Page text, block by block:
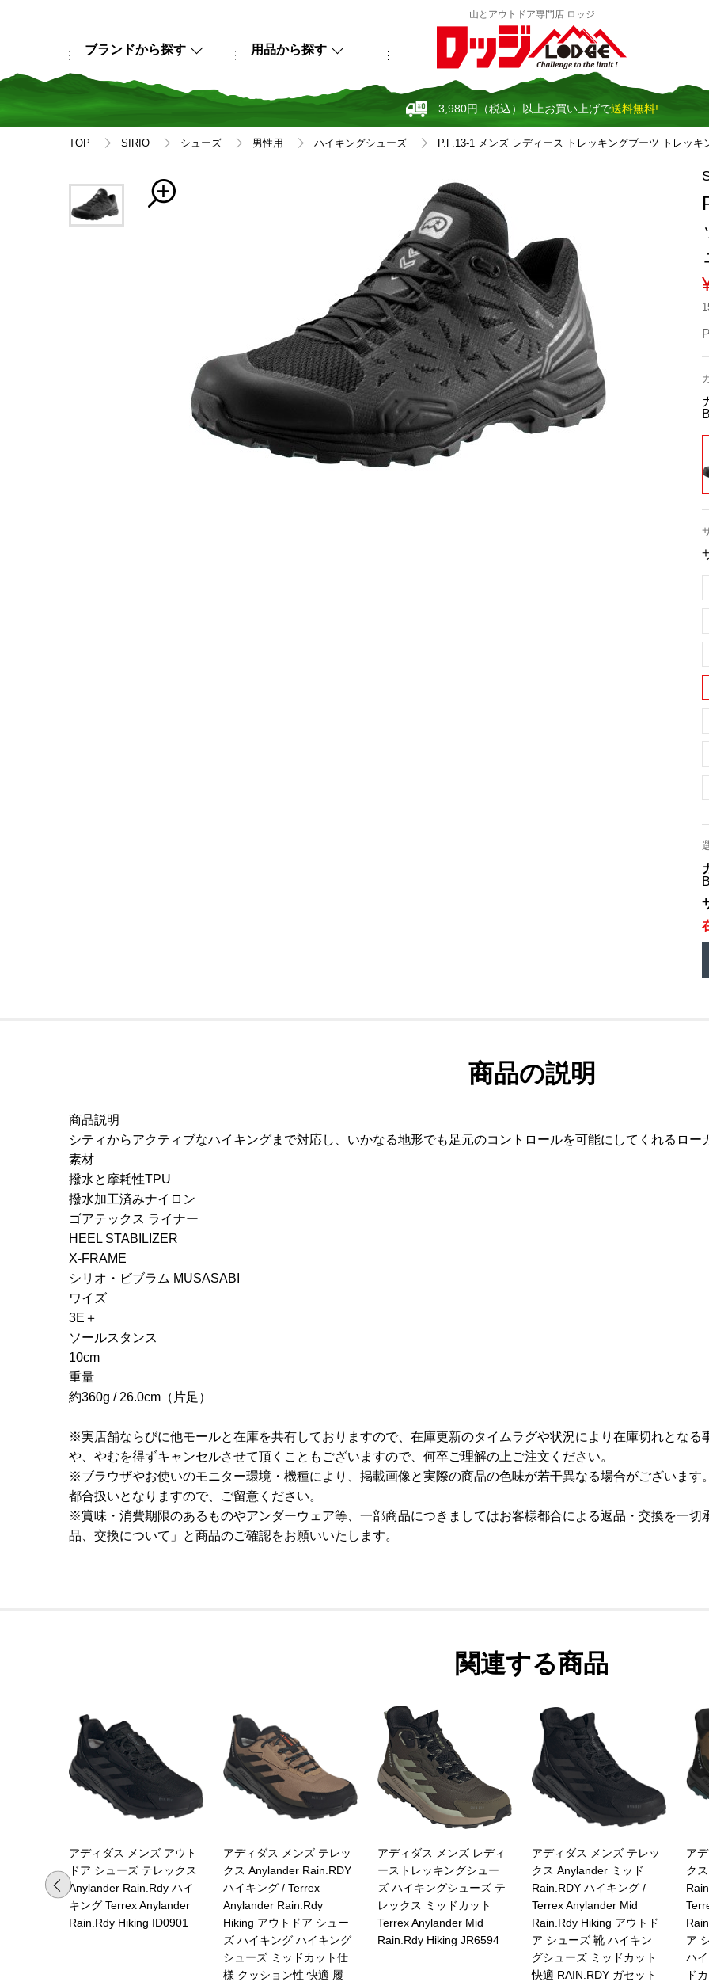
山とアウトドア専門店 ロッジ
3,980円（税込）以上お買い上げで送料無料!
用品から探す
ブランドから探す
TOP SIRIO シューズ 男性用 ハイキングシューズ P.F.13-1 メンズ レディース トレッキングブーツ トレッ
商品の説明
商品説明
シティからアクティブなハイキングまで対応し、いかなる地形でも足元のコントロールを可能にしてくれるロー
素材
撥水と摩耗性TPU
撥水加工済みナイロン
ゴアテックス ライナー
HEEL STABILIZER
X-FRAME
シリオ・ビブラム MUSASABI
ワイズ
3E＋
ソールスタンス
10cm
重量
約360g / 26.0cm（片足）
※実店舗ならびに他モールと在庫を共有しておりますので、在庫更新のタイムラグや状況により在庫切れとな
や、やむを得ずキャンセルさせて頂くこともございますので、何卒ご理解の上ご注文ください。
※ブラウザやお使いのモニター環境・機種により、掲載画像と実際の商品の色味が若干異なる場合がございま
都合扱いとなりますので、ご留意ください。
※賞味・消費期限のあるものやアンダーウェア等、一部商品につきましてはお客様都合による返品・交換を一切
品、交換について」と商品のご確認をお願いいたします。
関連する商品
アディダス メンズ アウト
ドア シューズ テレックス
Anylander Rain.Rdy ハイ
キング Terrex Anylander
Rain.Rdy Hiking ID0901
アディダス メンズ テレッ
クス Anylander Rain.RDY
ハイキング / Terrex
Anylander Rain.Rdy
Hiking アウトドア シュー
ズ ハイキング ハイキング
シューズ ミッドカット仕
様 クッション性 快適 履
アディダス メンズ レディ
ーストレッキングシュー
ズ ハイキングシューズ テ
レックス ミッドカット
Terrex Anylander Mid
Rain.Rdy Hiking JR6594
アディダス メンズ テレッ
クス Anylander ミッド
Rain.RDY ハイキング /
Terrex Anylander Mid
Rain.Rdy Hiking アウトド
ア シューズ 靴 ハイキン
グシューズ ミッドカット
快適 RAIN.RDY ガセット
ア
ク
ア
ハ
ド